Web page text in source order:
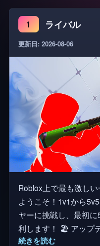
1 ライバル
更新日: 2026-08-06
Roblox上で最も激し
ようこそ！1v1から
ヤーに挑戦し、最初
利します！ 🏖️ アップデート 21 - 史上初の RIVALS
サマーイベントが登場
続きを読む